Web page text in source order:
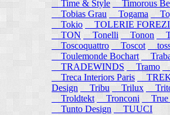
Time & Style
Timorous
Tobias Grau
Togama
Tokio
TOLERIE
TON
Tonelli Tonon
Toscoquattro
Toscot
Toulemonde Bochart
TRADEWINDS
Tramo
Treca Interiors Paris
Design
Tribu Trilux
Troldtekt Tronconi True
Tunto Design
TUUCI